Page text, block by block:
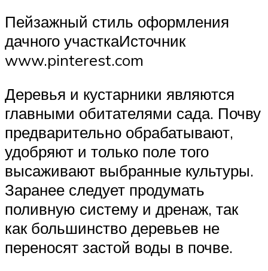
Пейзажный стиль оформления
дачного участкаИсточник
www.pinterest.com
Деревья и кустарники являются
главными обитателями сада. Почву
предварительно обрабатывают,
удобряют и только поле того
высаживают выбранные культуры.
Заранее следует продумать
поливную систему и дренаж, так
как большинство деревьев не
переносят застой воды в почве.